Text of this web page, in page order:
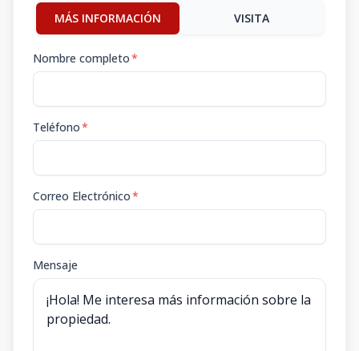
MÁS INFORMACIÓN VISITA
Nombre completo*
Teléfono*
Correo Electrónico*
Mensaje